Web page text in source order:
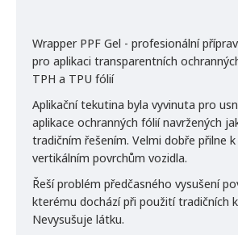
Wrapper PPF Gel - profesionální
pro aplikaci transparentních
TPH a TPU fólií
Aplikační tekutina byla vyvinuta pro
aplikace ochranných fólií navržených
tradičním řešením. Velmi dobře přilne
vertikálním povrchům vozidla.
Řeší problém předčasného vysušení
kterému dochází při použití tradičních
Nevysušuje látku.